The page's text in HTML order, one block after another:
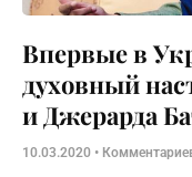
Впервые в
духовный
и Джерарда
10.03.2020